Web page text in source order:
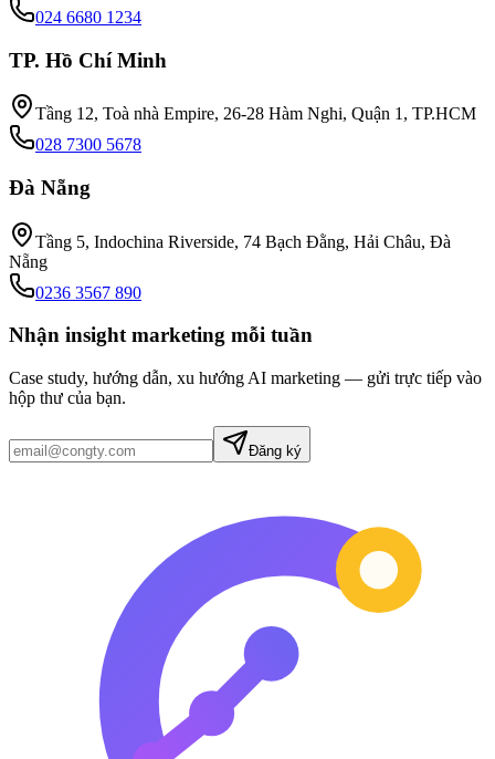
024 6680 1234
TP. Hồ Chí Minh
Tầng 12, Toà nhà Empire, 26-28 Hàm Nghi, Quận 1, TP.HCM
028 7300 5678
Đà Nẵng
Tầng 5, Indochina Riverside, 74 Bạch Đằng, Hải Châu, Đà
Nẵng
0236 3567 890
Nhận insight marketing mỗi tuần
Case study, hướng dẫn, xu hướng AI marketing — gửi trực tiếp vào
hộp thư của bạn.
Đăng ký